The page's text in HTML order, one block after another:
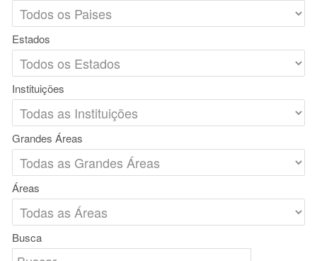
Estados
Instituições
Grandes Áreas
Áreas
Busca